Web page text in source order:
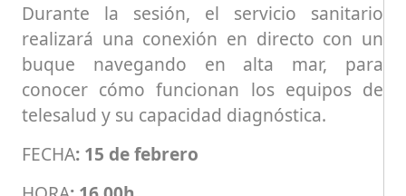
Durante la sesión, el servicio sanitario
realizará una conexión en directo con un
buque navegando en alta mar, para
conocer cómo funcionan los equipos de
telesalud y su capacidad diagnóstica.
FECHA: 15 de febrero